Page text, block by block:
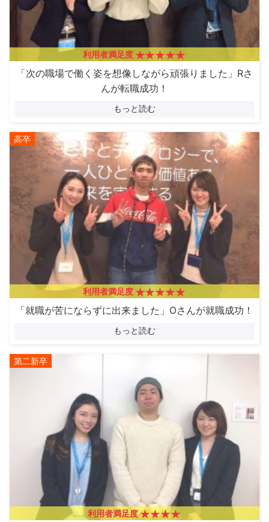
利用者満足度
「次の職場で働く姿を想像しながら頑張りました」Rさ
んが転職成功！
もっと読む
高卒
利用者満足度
「就職が苦にならずに出来ました」Oさんが就職成功！
もっと読む
第二新卒
利用者満足度